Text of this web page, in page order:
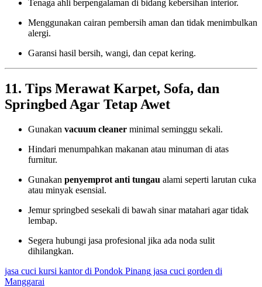
Tenaga ahli berpengalaman di bidang kebersihan interior.
Menggunakan cairan pembersih aman dan tidak menimbulkan
alergi.
Garansi hasil bersih, wangi, dan cepat kering.
11. Tips Merawat Karpet, Sofa, dan
Springbed Agar Tetap Awet
Gunakan vacuum cleaner minimal seminggu sekali.
Hindari menumpahkan makanan atau minuman di atas
furnitur.
Gunakan penyemprot anti tungau alami seperti larutan cuka
atau minyak esensial.
Jemur springbed sesekali di bawah sinar matahari agar tidak
lembap.
Segera hubungi jasa profesional jika ada noda sulit
dihilangkan.
jasa cuci kursi kantor di Pondok Pinang jasa cuci gorden di
Manggarai